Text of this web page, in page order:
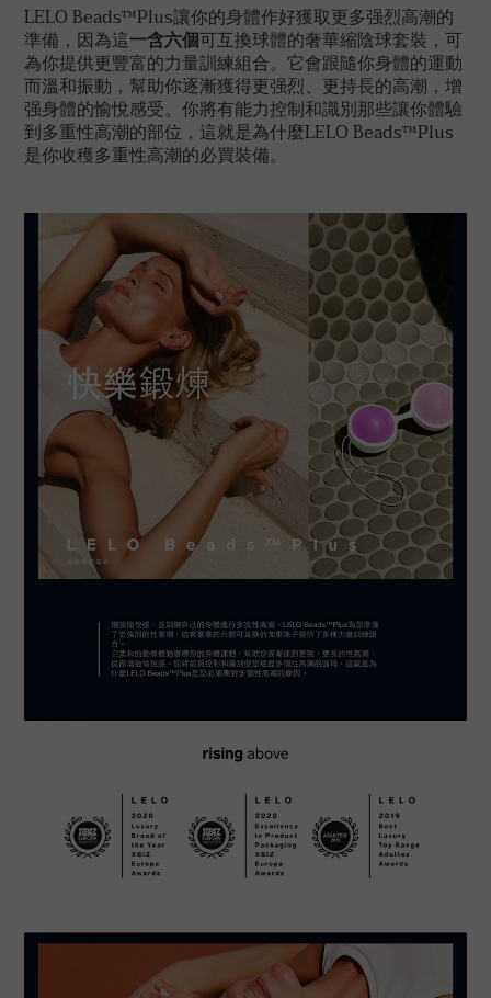
LELO Beads™Plus讓你的身體作好獲取更多强烈高潮的
準備，因為這一含六個可互換球體的奢華縮陰球套裝，可
為你提供更豐富的力量訓練組合。它會跟隨你身體的運動
而溫和振動，幫助你逐漸獲得更强烈、更持長的高潮，增
强身體的愉悅感受。你將有能力控制和識別那些讓你體驗
到多重性高潮的部位，這就是為什麼LELO Beads™Plus
是你收穫多重性高潮的必買裝備。